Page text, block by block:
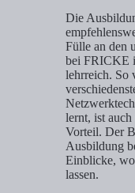
Die
Fülle an den
bei FRICKE
lehrreich. So
lernt, ist
Vorteil. Der
Ausbildung
Einblicke,
lassen.